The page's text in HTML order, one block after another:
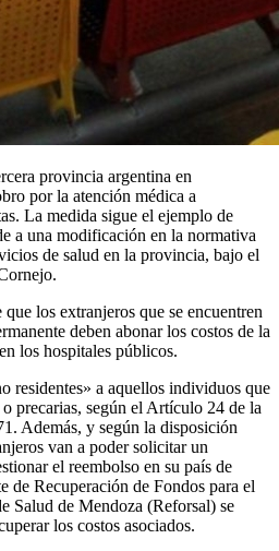
provincia argentina en
por la atención médica a
La medida sigue el ejemplo de
a una modificación en la normativa
de salud en la provincia, bajo el
los extranjeros que se encuentren
deben abonar los costos de la
los hospitales públicos.
residentes» a aquellos individuos que
precarias, según el Artículo 24 de la
Además, y según la disposición
van a poder solicitar un
el reembolso en su país de
de Recuperación de Fondos para el
Salud de Mendoza (Reforsal) se
los costos asociados.